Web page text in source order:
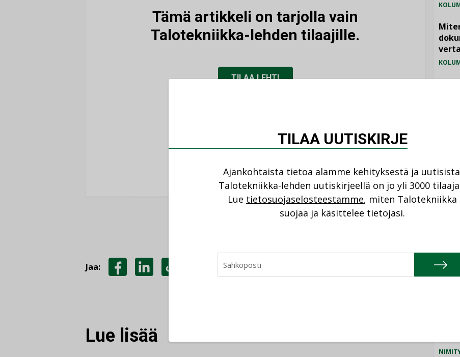
Tämä artikkeli on tarjolla vain
Talotekniikka-lehden tilaajille.
TILAA LEHTI
Jaa:
Lue lisää
Refair
TILAA UUTISKIRJE
Ajankohtaista tietoa alamme kehityksestä ja
Talotekniikka-lehden uutiskirjeellä on jo yli 3000
Lue tietosuojaselosteestamme, miten Talotekniikka
suojaa ja käsittelee tietojasi.